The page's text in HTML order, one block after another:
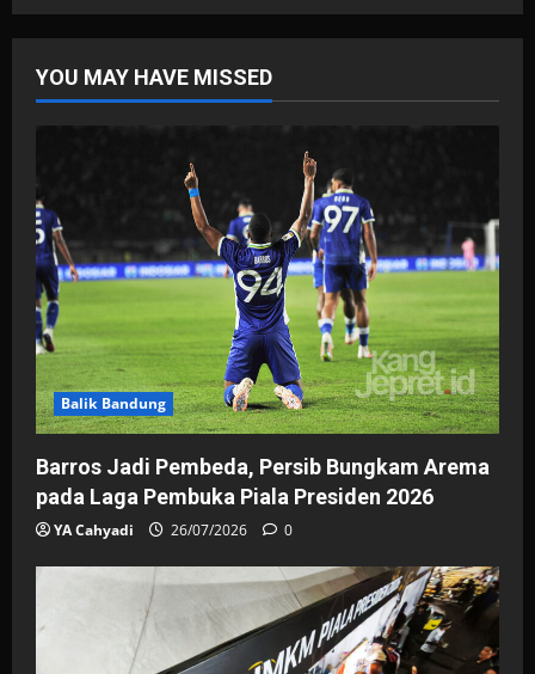
YOU MAY HAVE MISSED
Balik Bandung
Barros Jadi Pembeda, Persib Bungkam Arema
pada Laga Pembuka Piala Presiden 2026
YA Cahyadi 26/07/2026 0